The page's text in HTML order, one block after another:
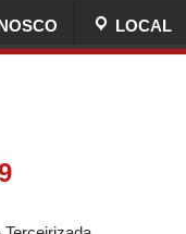
LOCAL